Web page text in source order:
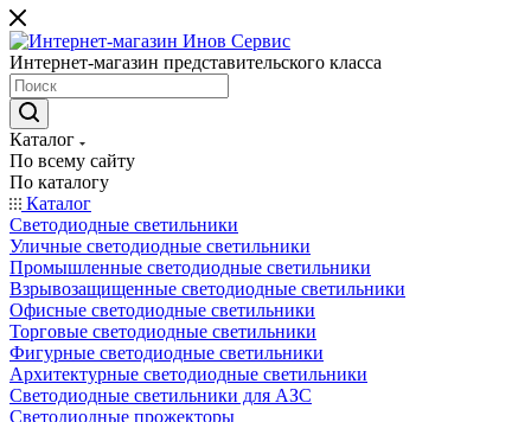
Интернет-магазин представительского класса
Каталог
По всему сайту
По каталогу
Каталог
Светодиодные светильники
Уличные светодиодные светильники
Промышленные светодиодные светильники
Взрывозащищенные светодиодные светильники
Офисные светодиодные светильники
Торговые светодиодные светильники
Фигурные светодиодные светильники
Архитектурные светодиодные светильники
Светодиодные светильники для АЗС
Светодиодные прожекторы